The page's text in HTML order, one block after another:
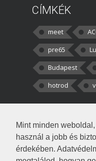
Mint minden
használ a jobb és
érdekében.
CÍMKÉK
meet
pre65
Budapest
hotrod
kortisz:
darabbaal